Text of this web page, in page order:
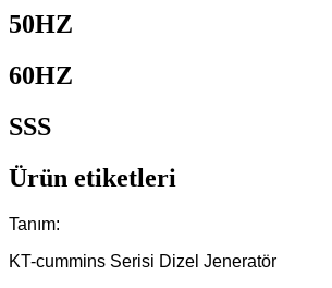
50HZ
60HZ
SSS
Ürün etiketleri
Tanım:
KT-cummins Serisi Dizel Jeneratör